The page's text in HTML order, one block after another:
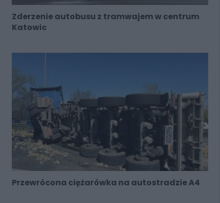
Zderzenie autobusu z tramwajem w centrum
Katowic
Przewrócona ciężarówka na autostradzie A4